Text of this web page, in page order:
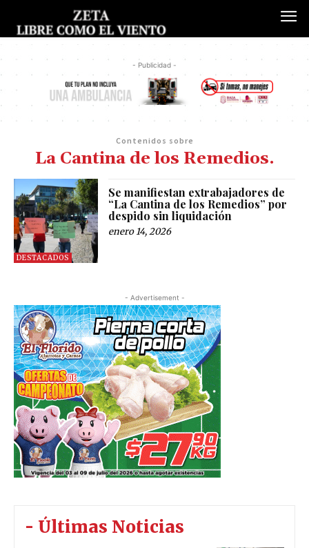
- Publicidad -
Contenidos sobre
La Cantina de los Remedios.
DESTACADOS
Se manifiestan extrabajadores de
“La Cantina de los Remedios” por
despido sin liquidación
enero 14, 2026
- Advertisement -
- Últimas Noticias